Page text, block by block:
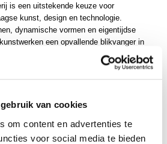
van cookies
om content en advertenties te
voor social media te bieden
is een uitstekende keuze voor
kunst, design en technologie.
dynamische vormen en eigentijdse
een opvallende blikvanger in
en creatieve werkruimtes.
technologie nieuwe mogelijkheden
en geef uw interieur een moderne,
uitstraling met een uniek algoritmisch